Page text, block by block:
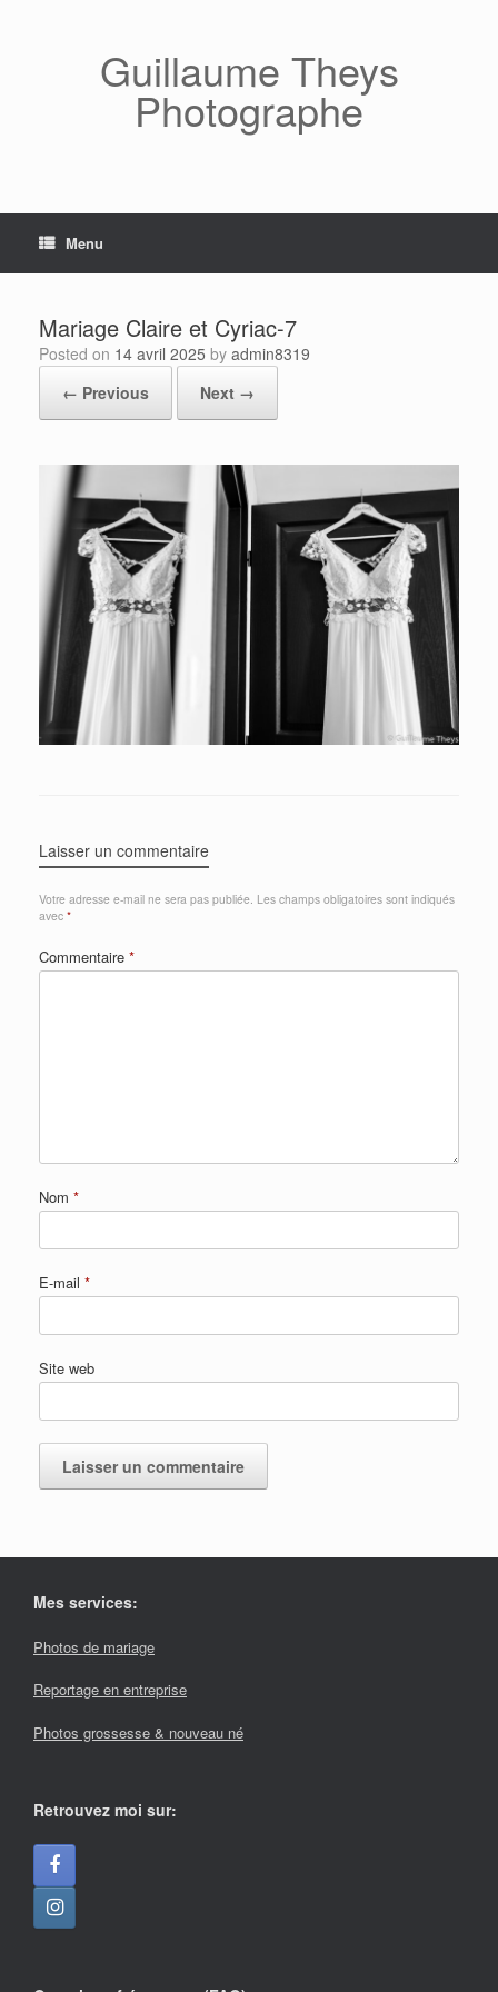
Guillaume Theys
Photographe
Menu
Mariage Claire et Cyriac-7
Posted on 14 avril 2025 by admin8319
← Previous
Next →
Laisser un commentaire
Votre adresse e-mail ne sera pas publiée. Les champs obligatoires sont indiqués
avec *
Commentaire *
Nom *
E-mail *
Site web
Mes services:
Photos de mariage
Reportage en entreprise
Photos grossesse & nouveau né
Retrouvez moi sur: